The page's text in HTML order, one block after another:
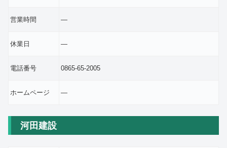
営業時間 ―
休業日 ―
電話番号 0865-65-2005
ホームページ ―
河田建設